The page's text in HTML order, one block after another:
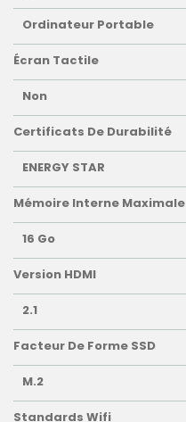
Ordinateur Portable
Écran Tactile
Non
Certificats De Durabilité
ENERGY STAR
Mémoire Interne Maximale
16 Go
Version HDMI
2.1
Facteur De Forme SSD
M.2
Standards Wifi